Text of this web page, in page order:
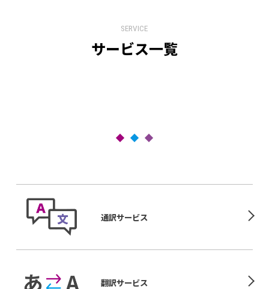
SERVICE
サービス一覧
通訳サービス
翻訳サービス